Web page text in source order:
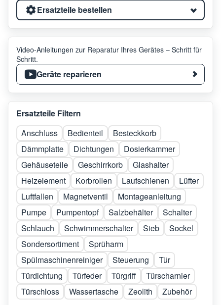
Ersatzteile bestellen
Video-Anleitungen zur Reparatur Ihres Gerätes – Schritt für
Schritt.
Geräte reparieren
Ersatzteile Filtern
Anschluss
Bedienteil
Besteckkorb
Dämmplatte
Dichtungen
Dosierkammer
Gehäuseteile
Geschirrkorb
Glashalter
Heizelement
Korbrollen Laufschienen
Lüfter
Luftfallen
Magnetventil
Montageanleitung
Pumpe
Pumpentopf Salzbehälter
Schalter
Schlauch
Schwimmerschalter Sieb
Sockel
Sondersortiment
Sprüharm
Spülmaschinenreiniger
Steuerung
Tür
Türdichtung
Türfeder Türgriff
Türscharnier
Türschloss
Wassertasche Zeolith Zubehör